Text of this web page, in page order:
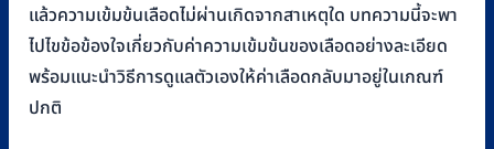
แล้วความเข้มข้นเลือดไม่ผ่านเกิดจากสาเหตุใด บทความนี้จะพา
ไปไขข้อข้องใจเกี่ยวกับค่าความเข้มข้นของเลือดอย่างละเอียด
พร้อมแนะนำวิธีการดูแลตัวเองให้ค่าเลือดกลับมาอยู่ในเกณฑ์
ปกติ